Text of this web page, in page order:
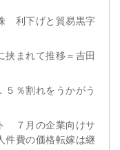
利下げと貿易黒字
まれて推移＝吉田
％割れをうかがう
７月の企業向けサ
費の価格転嫁は継